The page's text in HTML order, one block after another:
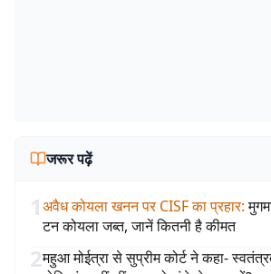
जरूर पढ़ें
1अवैध कोयला खनन पर CISF का प्रहार:
टन कोयला जब्त, जानें कितनी है कीमत
2महुआ मोईत्रा से सुप्रीम कोर्ट ने कहा-